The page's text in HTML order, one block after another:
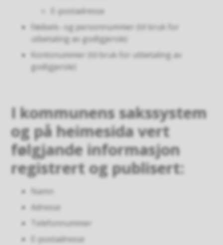
E-postadresse
Fødsels- og personnummer (til bruk for
utbetaling av godtgjersle)
Kontonummer (til bruk for utbetaling av
godtgjersle)
I kommunens sakssystem
og på heimesida vert
følgjande informasjon
registrert og publisert:
Namn
Adresse
Telefonnummer
E-postadresse